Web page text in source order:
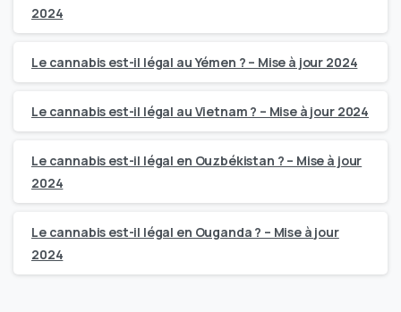
2024
Le cannabis est-il légal au Yémen ? – Mise à jour 2024
Le cannabis est-il légal au Vietnam ? – Mise à jour 2024
Le cannabis est-il légal en Ouzbékistan ? – Mise à jour
2024
Le cannabis est-il légal en Ouganda ? – Mise à jour
2024